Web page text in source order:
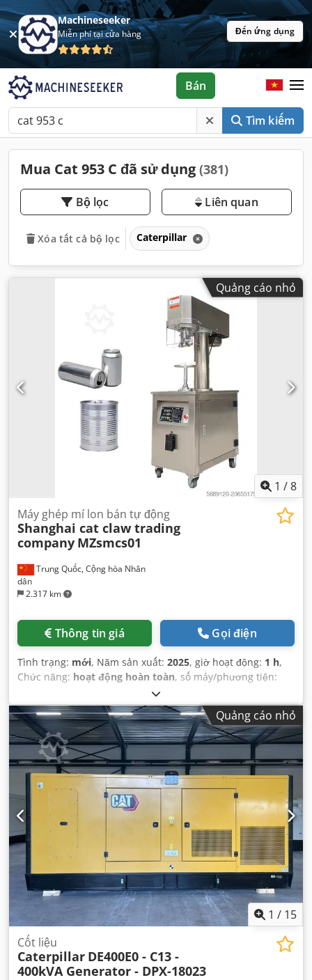
Machineseeker
Miễn phí tại cửa hàng Đến ứng dụng
Tìm kiếm
Bán
Mua Cat 953 C đã sử dụng (381)
Bộ lọc Liên quan
Xóa tất cả bộ lọc Caterpillar
Quảng cáo nhỏ
1 /8
Trung Quốc, Cộng hòa Nhân
dân
2.317 km
Máy ghép mí lon bán tự động
Shanghai cat claw trading
company MZsmcs01
Thông tin giá Gọi điện
Tình trạng: mới, Năm sản xuất: 2025, giờ hoạt động: 1 h,
Chức năng: hoạt động hoàn toàn, số máy/phương tiện:
, loại dòng điện đầu vào:
CE,
Quảng cáo nhỏ
1 / 15
Cốt liệu
Caterpillar DE400E0 - C13 -
400kVA Generator - DPX-18023